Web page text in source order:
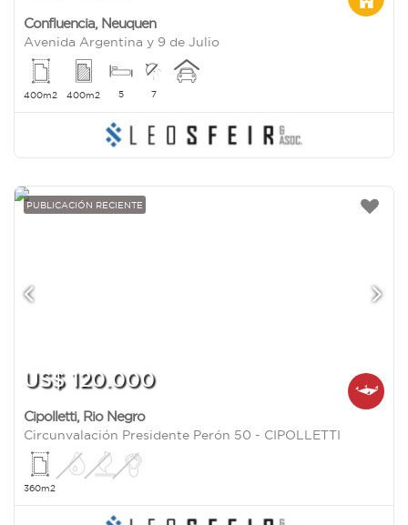
Confluencia, Neuquen
Avenida Argentina y 9 de Julio
400m2 400m2 5 7
PUBLICACIÓN RECIENTE
US$ 120.000
Cipolletti, Rio Negro
Circunvalación Presidente Perón 50 - CIPOLLETTI
360m2